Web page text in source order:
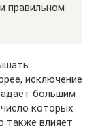
правильном
исключение
большим
которых
также влияет